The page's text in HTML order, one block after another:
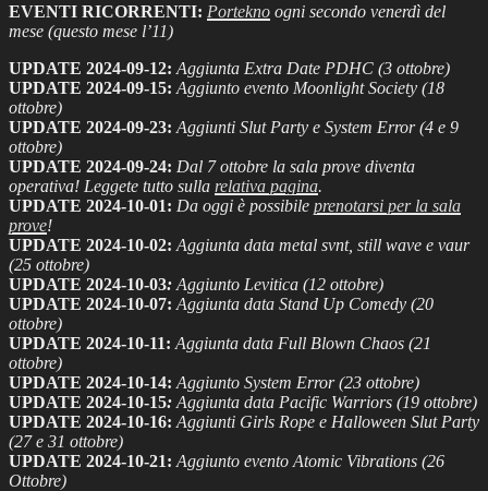
EVENTI RICORRENTI: Portekno ogni secondo venerdì del
mese (questo mese l’11)
UPDATE 2024-09-12: Aggiunta Extra Date PDHC (3 ottobre)
UPDATE 2024-09-15: Aggiunto evento Moonlight Society (18
ottobre)
UPDATE 2024-09-23: Aggiunti Slut Party e System Error (4 e 9
ottobre)
UPDATE 2024-09-24: Dal 7 ottobre la sala prove diventa
operativa! Leggete tutto sulla relativa pagina.
UPDATE 2024-10-01: Da oggi è possibile prenotarsi per la sala
prove!
UPDATE 2024-10-02: Aggiunta data metal svnt, still wave e vaur
(25 ottobre)
UPDATE 2024-10-03: Aggiunto Levitica (12 ottobre)
UPDATE 2024-10-07: Aggiunta data Stand Up Comedy (20
ottobre)
UPDATE 2024-10-11: Aggiunta data Full Blown Chaos (21
ottobre)
UPDATE 2024-10-14: Aggiunto System Error (23 ottobre)
UPDATE 2024-10-15: Aggiunta data Pacific Warriors (19 ottobre)
UPDATE 2024-10-16: Aggiunti Girls Rope e Halloween Slut Party
(27 e 31 ottobre)
UPDATE 2024-10-21: Aggiunto evento Atomic Vibrations (26
Ottobre)